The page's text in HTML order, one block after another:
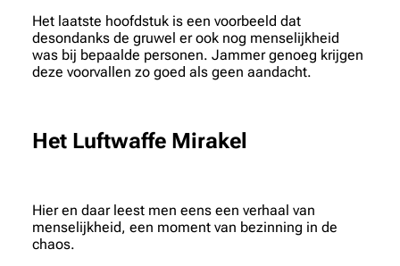
Het laatste hoofdstuk is een voorbeeld dat
desondanks de gruwel er ook nog menselijkheid
was bij bepaalde personen. Jammer genoeg krijgen
deze voorvallen zo goed als geen aandacht.
Het Luftwaffe Mirakel
Hier en daar leest men eens een verhaal van
menselijkheid, een moment van bezinning in de
chaos.